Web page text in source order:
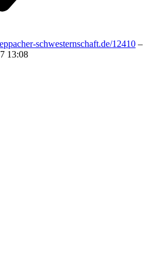
schwesternschaft.de/12410 –
13:08